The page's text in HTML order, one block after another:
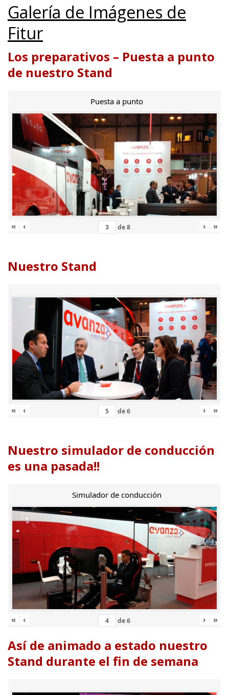
Galería de Imágenes de
Fitur
Los preparativos – Puesta a punto
de nuestro Stand
Puesta a punto
« ‹ de8 › »
Nuestro Stand
« ‹ de6 › »
Nuestro simulador de conducción
es una pasada!!
Simulador de conducción
« ‹ de6 › »
Así de animado a estado nuestro
Stand durante el fin de semana